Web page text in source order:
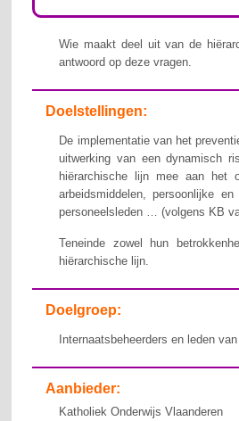
Wie maakt deel uit van de
antwoord op deze vragen.
Doelstellingen:
De implementatie van het
uitwerking van een dynamisch
hiërarchische lijn mee aan het
arbeidsmiddelen, persoonlijke
personeelsleden … (volgens KB
Teneinde zowel hun
hiërarchische lijn.
Doelgroep:
Internaatsbeheerders en leden
Aanbieder:
Katholiek Onderwijs Vlaanderen